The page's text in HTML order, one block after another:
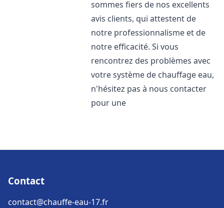
sommes fiers de nos excellents
avis clients, qui attestent de
notre professionnalisme et de
notre efficacité. Si vous
rencontrez des problèmes avec
votre système de chauffage eau,
n'hésitez pas à nous contacter
pour une
Contact
contact@chauffe-eau-17.fr